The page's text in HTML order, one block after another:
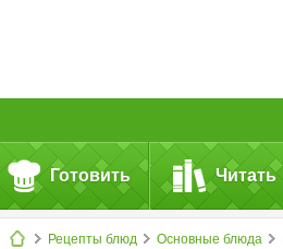
Готовить Читать
Рецепты блюд Основные блюда